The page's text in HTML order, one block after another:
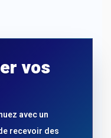
vos
avec un
recevoir des